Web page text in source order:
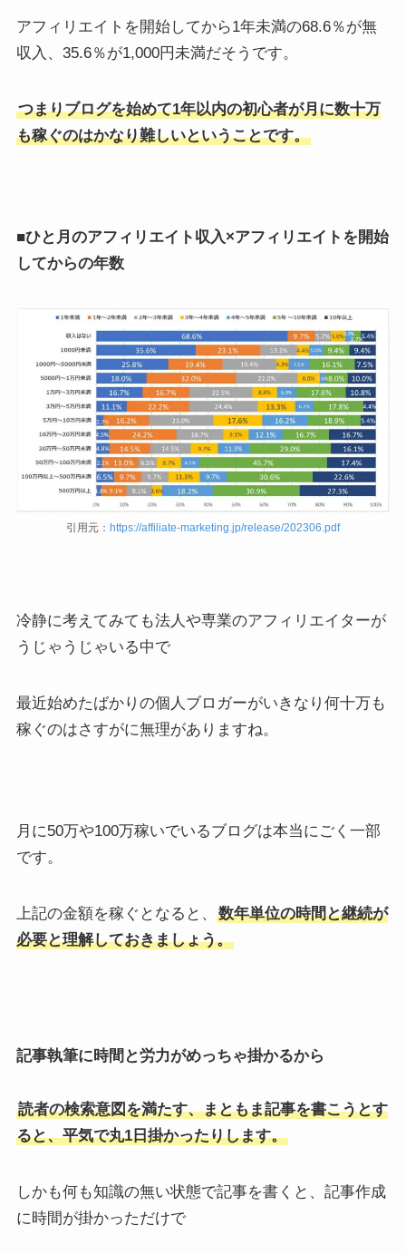
アフィリエイトを開始してから1年未満の68.6％が無
収入、35.6％が1,000円未満だそうです。
つまりブログを始めて1年以内の初心者が月に数十万
も稼ぐのはかなり難しいということです。
■ひと⽉のアフィリエイト収⼊×アフィリエイトを開始
してからの年数
引用元： https://affiliate-marketing.jp/release/202306.pdf
冷静に考えてみても法人や専業のアフィリエイターが
うじゃうじゃいる中で
最近始めたばかりの個人ブロガーがいきなり何十万も
稼ぐのはさすがに無理がありますね。
月に50万や100万稼いでいるブログは本当にごく一部
です。
上記の金額を稼ぐとなると、
数年単位の時間と継続が
必要と理解しておきましょう。
記事執筆に時間と労力がめっちゃ掛かるから
読者の検索意図を満たす、まともま記事を書こうとす
ると、平気で丸1日掛かったりします。
しかも何も知識の無い状態で記事を書くと、記事作成
に時間が掛かっただけで